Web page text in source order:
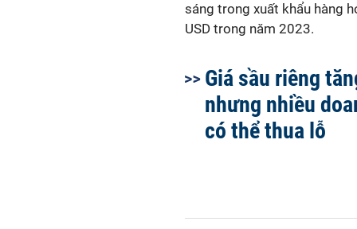
sáng trong xuất khẩu hàng
USD trong năm 2023.
Giá sầu riêng
nhưng nhiều
có thể thua lỗ